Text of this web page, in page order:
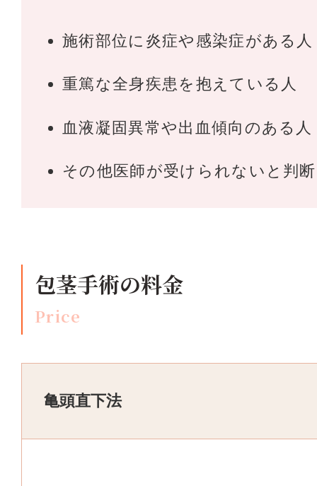
施術部位に炎症や感染症がある人
重篤な全身疾患を抱えている人
血液凝固異常や出血傾向のある人
その他医師が受けられないと判
包茎手術の料金
Price
亀頭直下法